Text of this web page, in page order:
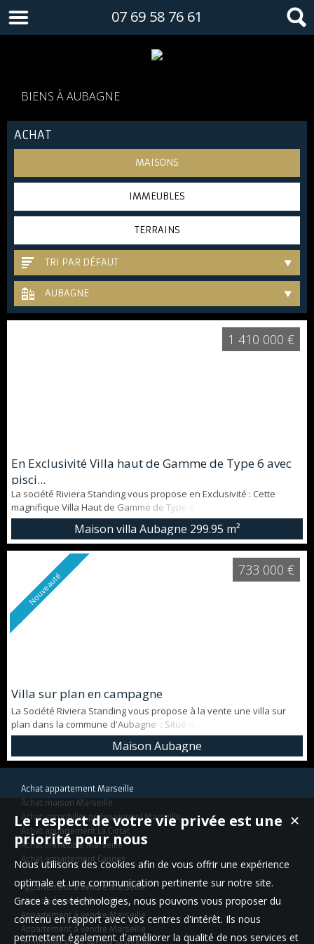
07 69 58 76 61
BIENS À AUBAGNE
ACHAT
MAISONS
IMMEUBLES
TERRAINS
TRI PAR DÉFAUT
AUBAGNE
En Exclusivité Villa haut de Gamme de Type 6 avec
pisci...
La société Riviera Standing vous propose en Exclusivité : Cette
magnifique Villa Haut de Gamme de Type 6 sur Aubagne Maison de
Standing/Possibilité de construction/ Tramway à proximité. Se
trouvant au bout d'une impasse, cette villa offre un calme absolu
tout en se trouvant à proximité d'écoles, de transports en commun
ainsi que de commerces. La villa se compose comme suit : Au rez ...
Maison villa Aubagne 299.95 m²
1 410 000 €
Nouveauté
Villa sur plan en campagne
La Société Riviera Standing vous propose à la vente une villa sur
plan dans la commune d'Aubagne : Situé dans un environnement
calme, arboré et sécurisé, ce bien bénéficie d'une situation
géographique idéal sur une parcelle de 755 m2. Les plans de cette
villa ont été élaborés de la manière suivante : En rez de jardin vous
Maison Aubagne
733 000 €
Achat appartement Marseille
Achat maison Marseille
Achat immobilier professionnel Marseille
Achat appartement La Ciotat
Achat immeuble Marseille
Achat appartement Cannes
Appartement à vendre Marseille
Maison à vendre Bandol
Appartement à vendre Marseille
Appartement à vendre Marseille
✕
Le respect de votre vie privée est une
priorité pour nous
Nous utilisons des cookies afin de vous offrir une expérience
optimale et une communication pertinente sur notre site.
Grace à ces technologies, nous pouvons vous proposer du
contenu en rapport avec vos centres d'intérêt. Ils nous
permettent également d'améliorer la qualité de nos services et